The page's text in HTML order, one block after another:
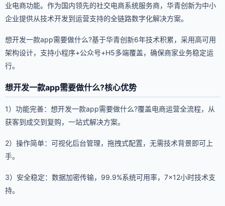
业电商功能。作为国内领先的社交电商系统服务商，华青创新为中小
企业提供从技术开发到运营支持的全链路数字化解决方案。
想开发一款app需要做什么?基于华青创新6年技术积累，采用高可用
架构设计，支持小程序+公众号+H5多端覆盖，确保商家业务稳定运
行。
想开发一款app需要做什么?核心优势
1）功能完善：想开发一款app需要做什么?覆盖电商运营全流程，从
获客到成交到复购，一站式解决方案。
2）操作简单：可视化后台管理，拖拽式配置，无需技术背景即可上
手。
3）安全稳定：数据加密传输，99.9%系统可用率，7×12小时技术支
持。